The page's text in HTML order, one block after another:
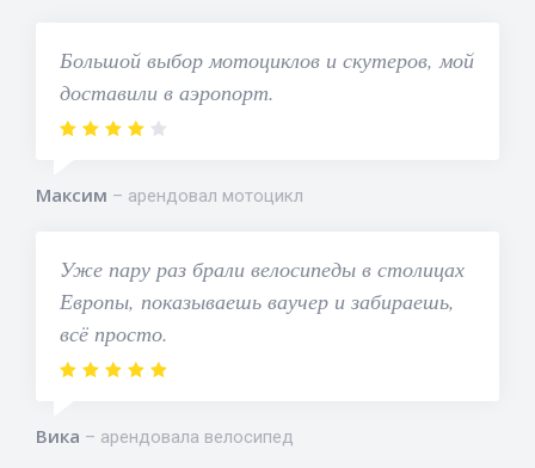
Большой выбор мотоциклов и скутеров, мой
доставили в аэропорт.
Максим арендовал мотоцикл
Уже пару раз брали велосипеды в столицах
Европы, показываешь ваучер и забираешь,
всё просто.
Вика арендовала велосипед